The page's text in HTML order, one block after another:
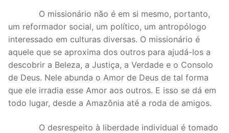
O missionário não é em si mesmo, portanto,
um reformador social, um político, um antropólogo
interessado em culturas diversas. O missionário é
aquele que se aproxima dos outros para ajudá-los a
descobrir a Beleza, a Justiça, a Verdade e o Consolo
de Deus. Nele abunda o Amor de Deus de tal forma
que ele irradia esse Amor aos outros. E isso se dá em
todo lugar, desde a Amazônia até a roda de amigos.
O desrespeito à liberdade individual é tomado